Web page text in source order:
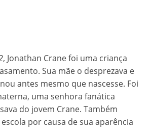
, Jonathan Crane foi uma criança
Sua mãe o desprezava e
antes mesmo que nascesse. Foi
uma senhora fanática
do jovem Crane. Também
por causa de sua aparência